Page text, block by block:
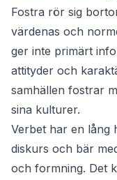
Fostra rör sig
värdenas och
ger inte primärt
attityder och
samhällen fostrar
sina kulturer.
Verbet har en lång
diskurs och bär
och formning. Det